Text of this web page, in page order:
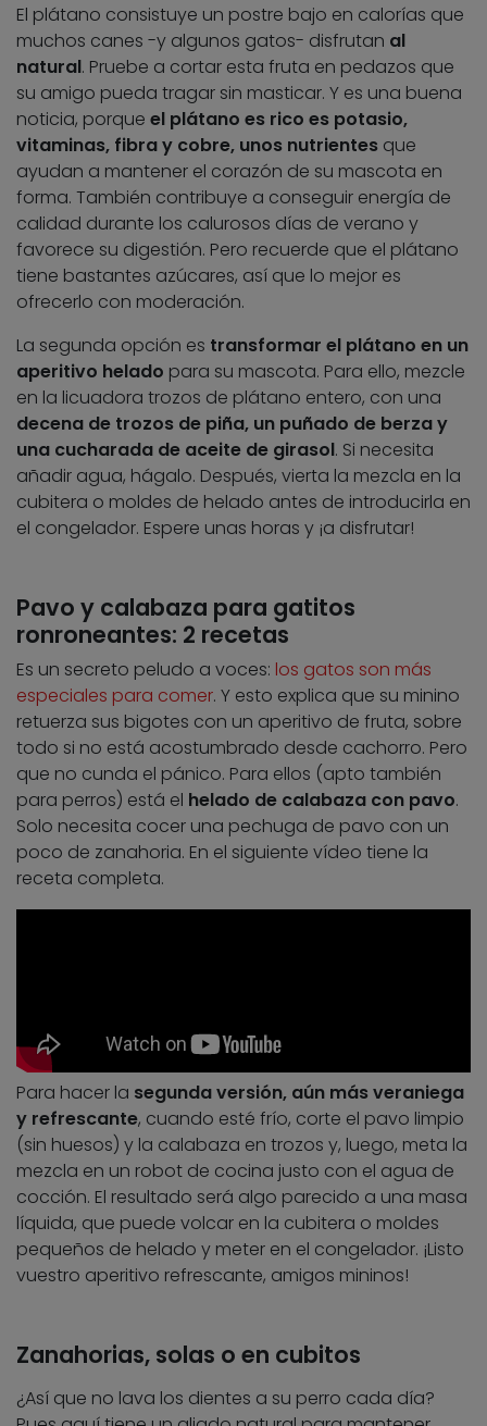
El plátano consistuye un postre bajo en calorías que
muchos canes -y algunos gatos- disfrutan al
natural. Pruebe a cortar esta fruta en pedazos que
su amigo pueda tragar sin masticar. Y es una buena
noticia, porque el plátano es rico es potasio,
vitaminas, fibra y cobre, unos nutrientes que
ayudan a mantener el corazón de su mascota en
forma. También contribuye a conseguir energía de
calidad durante los calurosos días de verano y
favorece su digestión. Pero recuerde que el plátano
tiene bastantes azúcares, así que lo mejor es
ofrecerlo con moderación.
La segunda opción es transformar el plátano en un
aperitivo helado para su mascota. Para ello, mezcle
en la licuadora trozos de plátano entero, con una
decena de trozos de piña, un puñado de berza y
una cucharada de aceite de girasol. Si necesita
añadir agua, hágalo. Después, vierta la mezcla en la
cubitera o moldes de helado antes de introducirla en
el congelador. Espere unas horas y ¡a disfrutar!
Pavo y calabaza para gatitos
ronroneantes: 2 recetas
Es un secreto peludo a voces: los gatos son más
especiales para comer. Y esto explica que su minino
retuerza sus bigotes con un aperitivo de fruta, sobre
todo si no está acostumbrado desde cachorro. Pero
que no cunda el pánico. Para ellos (apto también
para perros) está el helado de calabaza con pavo.
Solo necesita cocer una pechuga de pavo con un
poco de zanahoria. En el siguiente vídeo tiene la
receta completa.
Para hacer la segunda versión, aún más veraniega
y refrescante, cuando esté frío, corte el pavo limpio
(sin huesos) y la calabaza en trozos y, luego, meta la
mezcla en un robot de cocina justo con el agua de
cocción. El resultado será algo parecido a una masa
líquida, que puede volcar en la cubitera o moldes
pequeños de helado y meter en el congelador. ¡Listo
vuestro aperitivo refrescante, amigos mininos!
Zanahorias, solas o en cubitos
¿Así que no lava los dientes a su perro cada día?